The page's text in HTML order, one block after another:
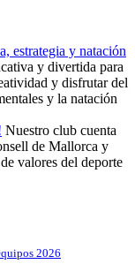
estrategia y natación
y divertida para
y disfrutar del
y la natación
Nuestro club cuenta
de Mallorca y
valores del deporte
2026